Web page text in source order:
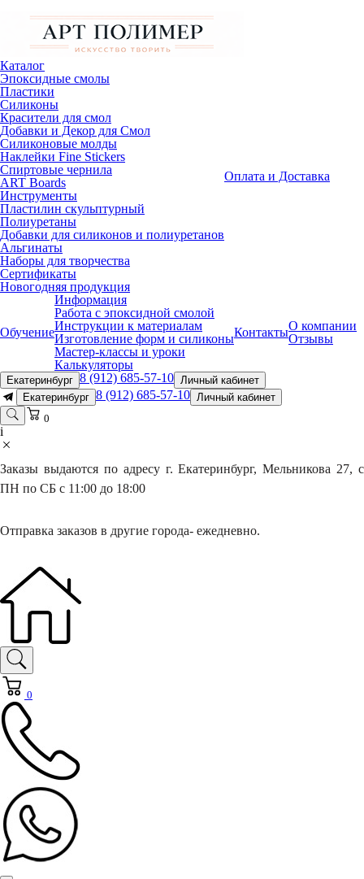
Каталог
Эпоксидные смолы
Пластики
Силиконы
Красители для смол
Добавки и Декор для Смол
Силиконовые молды
Наклейки Fine Stickers
Спиртовые чернила
ART Boards
Инструменты
Пластилин скульптурный
Полиуретаны
Добавки для силиконов и полиуретанов
Альгинаты
Наборы для творчества
Сертификаты
Новогодняя продукция
Оплата и Доставка
Обучение
Информация
Работа с эпоксидной смолой
Инструкции к материалам
Изготовление форм и силиконы
Мастер-классы и уроки
Калькуляторы
КонтактыО компании
Отзывы
Екатеринбург 8 (912) 685-57-10 Личный кабинет
Екатеринбург 8 (912) 685-57-10 Личный кабинет
0
i
Заказы выдаются по адресу г. Екатеринбург, Мельникова 27, с
ПН по СБ с 11:00 до 18:00
Отправка заказов в другие города- ежедневно.
0